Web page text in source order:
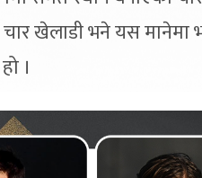
खेलाडी भने यस मानेमा
।